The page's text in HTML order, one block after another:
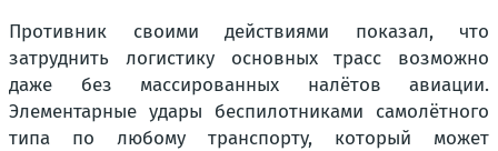
Противник своими действиями показал, что
затруднить логистику основных трасс возможно
даже без массированных налётов авиации.
Элементарные удары беспилотниками самолётного
типа по любому транспорту, который может